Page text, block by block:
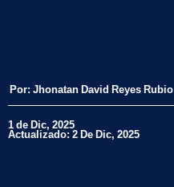
Por: Jhonatan David Reyes Rubio
1 de Dic, 2025
Actualizado: 2 De Dic, 2025